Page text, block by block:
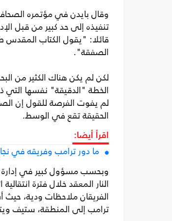
وقال بايدن في مؤتمره
تنفيذه إلى حد كبير من قبل
قائلا: "يقول الكتاب
الصفقة".
الخطة "الدقيقة" نفسها التي
لم يفوت الفرصة للقول إن
الحقيقة تقع في الوسط.
اقرأ أيضا:
ما دور ترامب وفريقه في
وبحسب مسؤول كبير في إدارة
النار المعقد خلال فترة
الفريقان ملاحظات ودية، حيث
ترامب إلى المنطقة، ستيف